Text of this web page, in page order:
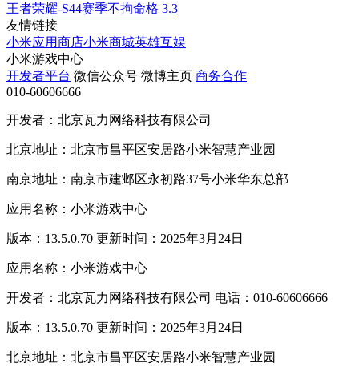
王者荣耀-S44赛季不拘命格 3.3
友情链接
小米应用商店小米商城英雄互娱
小米游戏中心
开发者平台 微信公众号 微博主页 商务合作
010-60606666
开发者：北京瓦力网络科技有限公司
北京地址：北京市昌平区安居路小米智慧产业园
南京地址：南京市建邺区永初路37号小米华东总部
应用名称：小米游戏中心
版本：13.5.0.70 更新时间：2025年3月24日
应用名称：小米游戏中心
开发者：北京瓦力网络科技有限公司 电话：010-60606666
版本：13.5.0.70 更新时间：2025年3月24日
北京地址：北京市昌平区安居路小米智慧产业园